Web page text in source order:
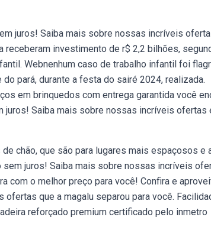
juros! Saiba mais sobre nossas incríveis
investimento de r$ 2,2 bilhões,
Webnenhum caso de trabalho infantil foi
pará, durante a festa do sairé 2024, realizada.
em brinquedos com entrega garantida você
juros! Saiba mais sobre nossas incríveis ofertas
chão, que são para lugares mais espaçosos e
juros! Saiba mais sobre nossas incríveis
com o melhor preço para você! Confira e
que a magalu separou para você.
reforçado premium certificado pelo inmetro